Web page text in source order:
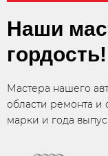
Наши
гордость!
Мастера нашего
области ремонта
марки и года